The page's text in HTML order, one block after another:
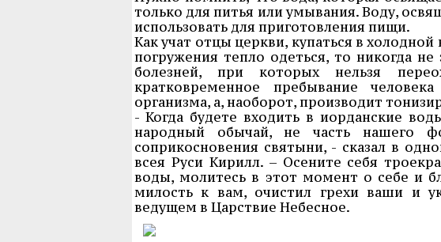
только для питья или умывания. Воду,
использовать для приготовления пищи.
Как учат отцы церкви, купаться в
погружения тепло одеться, то никогда
болезней, при которых нельзя
кратковременное пребывание
организма, а, наоборот, производит
- Когда будете входить в иорданские
народный обычай, не часть нашего
соприкосновения святыни, - сказал в
всея Руси Кирилл. – Осените себя
воды, молитесь в этот момент о себе и
милость к вам, очистил грехи ваши и
ведущем в Царствие Небесное.